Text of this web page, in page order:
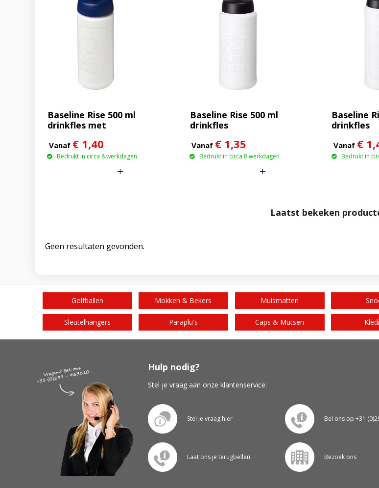
Baseline Rise 500 ml
drinkfles met
Vanaf € 1,40
Bedrukt in circa 8 werkdagen
Baseline Rise 500 ml
drinkfles
Vanaf € 1,35
Bedrukt in circa 8 werkdagen
Baseline
drinkfles
Vanaf €
Bedrukt in
Laatst bekeken
Geen resultaten gevonden.
Golfballen Mokken & Bekers Muismatten
Sleutelhangers Paraplu's Caps & Mutsen
Hulp nodig?
Stel je vraag aan onze klantenservice:
Stel je vraag hier Bel ons op +31
Laat ons je terugbellen Bezoek ons